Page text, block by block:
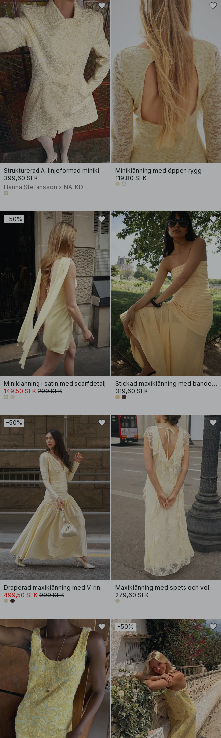
Strukturerad A-linjeformad miniklänning
399,60 SEK
Hanna Stefansson x NA-KD
Miniklänning med öppen rygg
119,80 SEK
−50%
Miniklänning i satin med scarfdetalj
149,50 SEK 299 SEK
Stickad maxiklänning med bandeau
319,60 SEK
−50%
Draperad maxiklänning med V-ringning
499,50 SEK 999 SEK
Maxiklänning med spets och volang
279,60 SEK
−50%